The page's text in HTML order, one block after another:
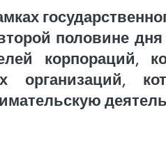
половине
корпораций,
организаций,